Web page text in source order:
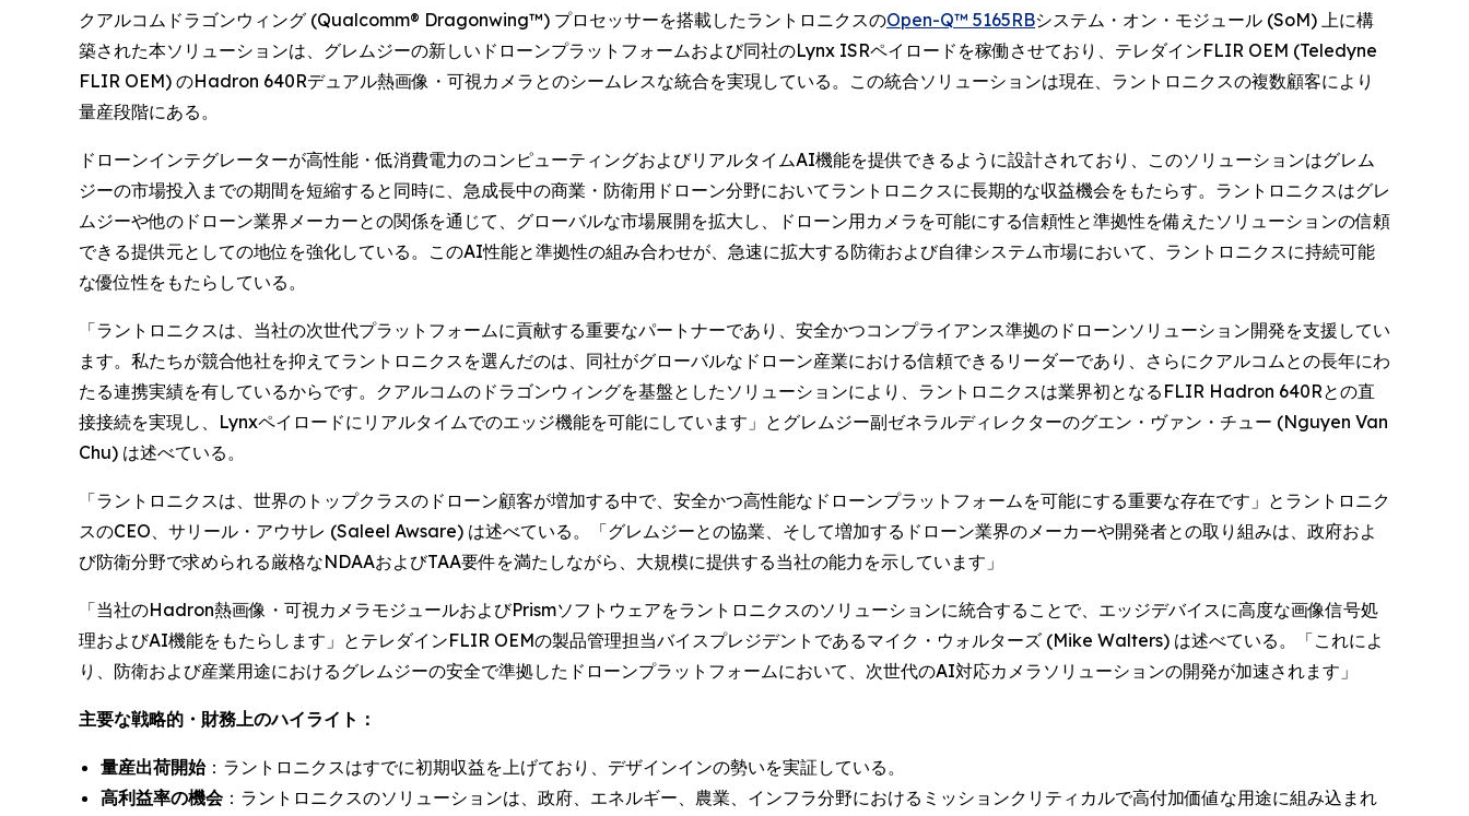
クアルコムドラゴンウィング (Qualcomm® Dragonwing™) プロセッサーを搭載したラントロニクスのOpen-Q™ 5165RBシステム・オン・モジュール (SoM) 上に構
築された本ソリューションは、グレムジーの新しいドローンプラットフォームおよび同社のLynx ISRペイロードを稼働させており、テレダインFLIR OEM (Teledyne
FLIR OEM) のHadron 640Rデュアル熱画像・可視カメラとのシームレスな統合を実現している。この統合ソリューションは現在、ラントロニクスの複数顧客により
量産段階にある。
ドローンインテグレーターが高性能・低消費電力のコンピューティングおよびリアルタイムAI機能を提供できるように設計されており、このソリューションはグレム
ジーの市場投入までの期間を短縮すると同時に、急成長中の商業・防衛用ドローン分野においてラントロニクスに長期的な収益機会をもたらす。ラントロニクスはグレ
ムジーや他のドローン業界メーカーとの関係を通じて、グローバルな市場展開を拡大し、ドローン用カメラを可能にする信頼性と準拠性を備えたソリューションの信頼
できる提供元としての地位を強化している。このAI性能と準拠性の組み合わせが、急速に拡大する防衛および自律システム市場において、ラントロニクスに持続可能
な優位性をもたらしている。
「ラントロニクスは、当社の次世代プラットフォームに貢献する重要なパートナーであり、安全かつコンプライアンス準拠のドローンソリューション開発を支援してい
ます。私たちが競合他社を抑えてラントロニクスを選んだのは、同社がグローバルなドローン産業における信頼できるリーダーであり、さらにクアルコムとの長年にわ
たる連携実績を有しているからです。クアルコムのドラゴンウィングを基盤としたソリューションにより、ラントロニクスは業界初となるFLIR Hadron 640Rとの直
接接続を実現し、Lynxペイロードにリアルタイムでのエッジ機能を可能にしています」とグレムジー副ゼネラルディレクターのグエン・ヴァン・チュー (Nguyen Van
Chu) は述べている。
「ラントロニクスは、世界のトップクラスのドローン顧客が増加する中で、安全かつ高性能なドローンプラットフォームを可能にする重要な存在です」とラントロニク
スのCEO、サリール・アウサレ (Saleel Awsare) は述べている。「グレムジーとの協業、そして増加するドローン業界のメーカーや開発者との取り組みは、政府およ
び防衛分野で求められる厳格なNDAAおよびTAA要件を満たしながら、大規模に提供する当社の能力を示しています」
「当社のHadron熱画像・可視カメラモジュールおよびPrismソフトウェアをラントロニクスのソリューションに統合することで、エッジデバイスに高度な画像信号処
理およびAI機能をもたらします」とテレダインFLIR OEMの製品管理担当バイスプレジデントであるマイク・ウォルターズ (Mike Walters) は述べている。「これによ
り、防衛および産業用途におけるグレムジーの安全で準拠したドローンプラットフォームにおいて、次世代のAI対応カメラソリューションの開発が加速されます」
主要な戦略的・財務上のハイライト：
量産出荷開始：ラントロニクスはすでに初期収益を上げており、デザインインの勢いを実証している。
高利益率の機会：ラントロニクスのソリューションは、政府、エネルギー、農業、インフラ分野におけるミッションクリティカルで高付加価値な用途に組み込まれ